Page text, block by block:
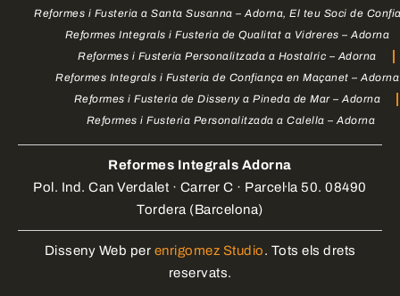
Reformes i Fusteria a Santa Susanna – Adorna, El teu Soci de
Reformes Integrals i Fusteria de Qualitat a Vidreres – Adorna
Reformes i Fusteria Personalitzada a Hostalric – Adorna
Reformes Integrals i Fusteria de Confiança en Maçanet – Adorna
Reformes i Fusteria de Disseny a Pineda de Mar – Adorna
Reformes i Fusteria Personalitzada a Calella – Adorna
Reformes Integrals Adorna
Pol. Ind. Can Verdalet · Carrer C · Parcel·la 50. 08490
Tordera (Barcelona)
Disseny Web per enrigomez Studio. Tots els drets
reservats.